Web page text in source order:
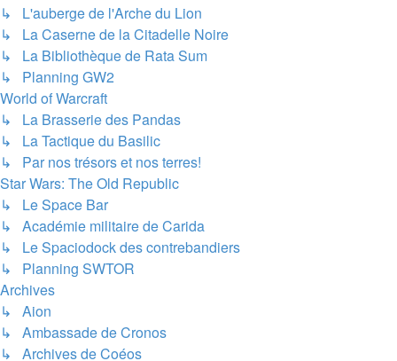
↳ L'auberge de l'Arche du Lion
↳ La Caserne de la Citadelle Noire
↳ La Bibliothèque de Rata Sum
↳ Planning GW2
World of Warcraft
↳ La Brasserie des Pandas
↳ La Tactique du Basilic
↳ Par nos trésors et nos terres!
Star Wars: The Old Republic
↳ Le Space Bar
↳ Académie militaire de Carida
↳ Le Spaciodock des contrebandiers
↳ Planning SWTOR
Archives
↳ Aion
↳ Ambassade de Cronos
↳ Archives de Coéos